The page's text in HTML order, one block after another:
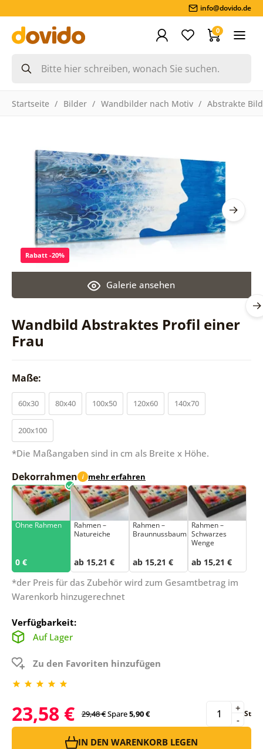
info@dovido.de
0
Startseite Bilder Wandbilder nach Motiv Abstrakte
Wandbild Abstraktes Profil einer
Frau
Galerie ansehen
Rabatt -20%
Maße:
60x30 80x40 100x50 120x60 140x70
200x100
*Die Maßangaben sind in cm als Breite x Höhe.
Dekorrahmen i mehr erfahren
Ohne Rahmen
0 €
Rahmen –
Natureiche
ab 15,21 €
Rahmen –
Braunnussbaum
ab 15,21 €
Rahmen –
Schwarzes
Wenge
ab 15,21 €
*der Preis für das Zubehör wird zum Gesamtbetrag im
Warenkorb hinzugerechnet
Verfügbarkeit:
Auf Lager
Zu den Favoriten hinzufügen
23,58 € 29,48 €Spare5,90 € -
+ St
IN DEN WARENKORB LEGEN